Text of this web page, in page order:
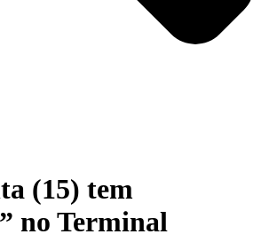
(15) tem
no Terminal